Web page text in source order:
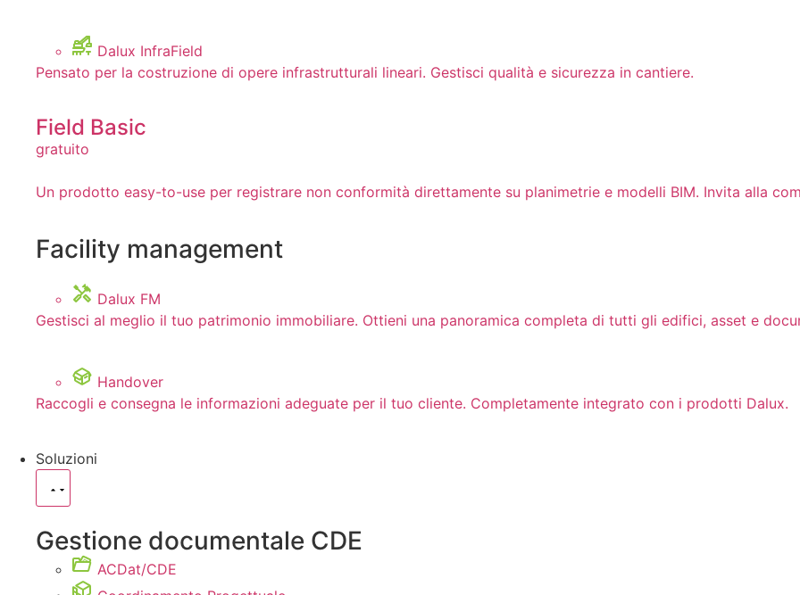
Dalux InfraField
Pensato per la costruzione di opere infrastrutturali lineari. Gestisci qualità e sicurezza in cantiere.
Field Basic
gratuito
Un prodotto easy-to-use per registrare non conformità direttamente su planimetrie e modelli BIM. Invita alla
Facility management
Dalux FM
Gestisci al meglio il tuo patrimonio immobiliare. Ottieni una panoramica completa di tutti gli edifici, asset e
Handover
Raccogli e consegna le informazioni adeguate per il tuo cliente. Completamente integrato con i prodotti Dalux.
Soluzioni
Gestione documentale CDE
ACDat/CDE